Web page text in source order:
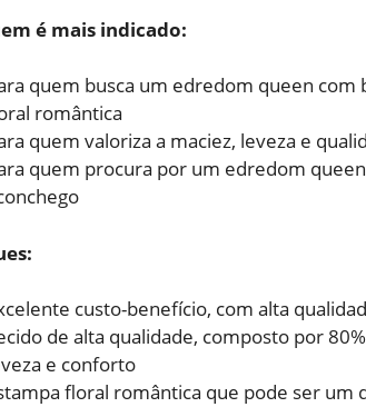
é mais indicado:
quem busca um edredom queen
romântica
quem valoriza a maciez, leveza e
quem procura por um edredom
custo-benefício, com alta
de alta qualidade, composto por
e conforto
floral romântica que pode ser um